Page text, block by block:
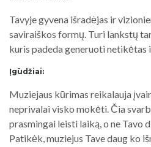
Tavyje gyvena išradėjas ir
saviraiškos formų. Turi lankstų
kuris padeda generuoti netikėtas
Įgūdžiai:
Muziejaus kūrimas reikalauja
neprivalai visko mokėti. Čia
prasmingai leisti laiką, o ne Tavo
Patikėk, muziejus Tave daug ko